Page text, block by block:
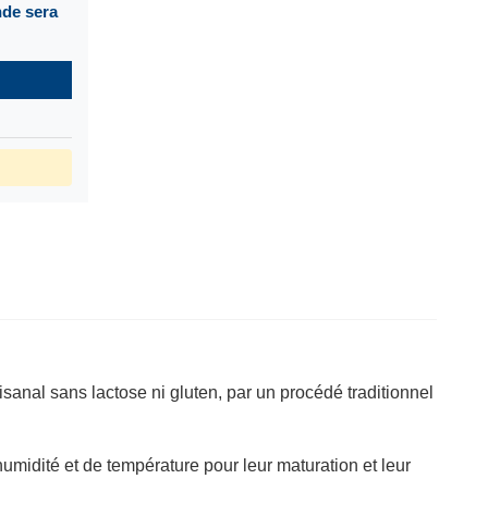
sera
sans lactose ni gluten, par un procédé traditionnel
et de température pour leur maturation et leur